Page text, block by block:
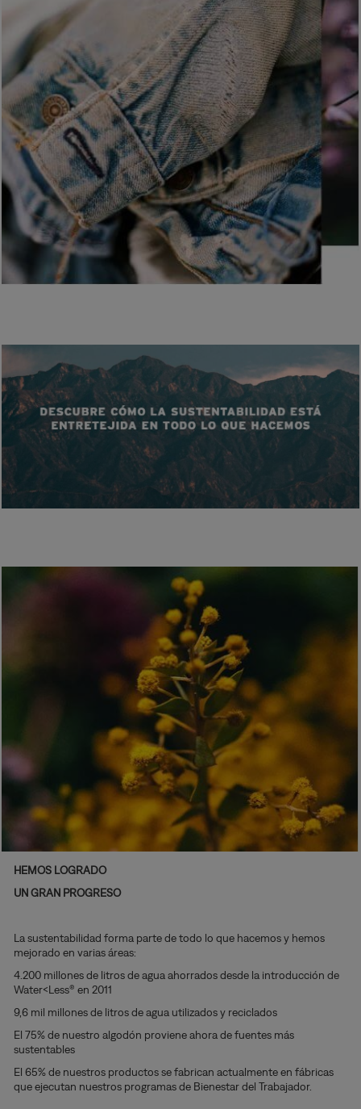
HEMOS LOGRADO
UN GRAN PROGRESO
La sustentabilidad forma parte de todo lo que hacemos y hemos
mejorado en varias áreas:
4.200 millones de litros de agua ahorrados desde la introducción de
Water<Less® en 2011
9,6 mil millones de litros de agua utilizados y reciclados
El 75% de nuestro algodón proviene ahora de fuentes más
sustentables
El 65% de nuestros productos se fabrican actualmente en fábricas
que ejecutan nuestros programas de Bienestar del Trabajador.